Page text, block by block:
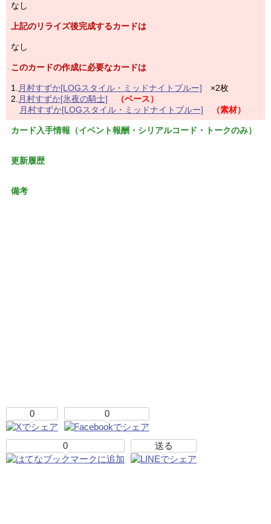
なし
上記のリライズ後完成するカードは
なし
このカードの作成に必要なカードは
1. 月村すずか[LOGスタイル・ミッドナイトブルー] ×2枚
2. 月村すずか[氷夜の騎士]
（ベース）
月村すずか[LOGスタイル・ミッドナイトブルー]
（素材）
カード入手情報（イベント報酬・シリアルコード・トークのみ）
更新履歴
備考
0 0
0 送る